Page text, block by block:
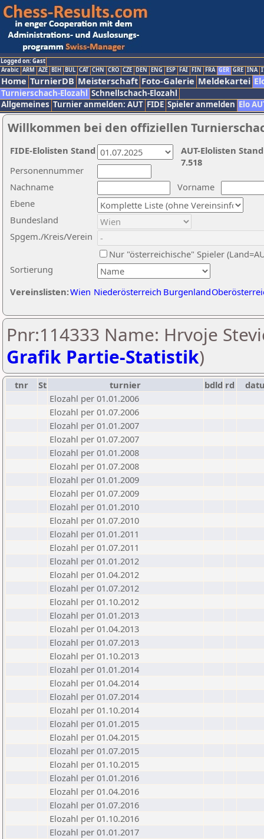
Logged on: Gast
Arabic ARM AZE BIH BUL CAT CHN CRO CZE DEN ENG ESP FAI FIN FRA GER GRE INA
Home TurnierDB Meisterschaft Foto-Galerie Meldekartei
Turnierschach-Elozahl Schnellschach-Elozahl
Allgemeines Turnier anmelden: AUT FIDE Spieler anmelden Elo
Willkommen bei den offiziellen
Nachname
Vorname
Ebene
Sortierung
Personennummer
Bundesland
Spgem./Kreis/Verein
Nur "österreichische" Spieler
Vereinslisten:Wien Niederösterreich Burgenland
AUT-Elolisten
7.518
FIDE-Elolisten Stand
Pnr:114333 Name: Hrvoje
Grafik Partie-Statistik)
tnr St turnier bdld rd
Elozahl per 01.01.2006
Elozahl per 01.07.2006
Elozahl per 01.01.2007
Elozahl per 01.07.2007
Elozahl per 01.01.2008
Elozahl per 01.07.2008
Elozahl per 01.01.2009
Elozahl per 01.07.2009
Elozahl per 01.01.2010
Elozahl per 01.07.2010
Elozahl per 01.01.2011
Elozahl per 01.07.2011
Elozahl per 01.01.2012
Elozahl per 01.04.2012
Elozahl per 01.07.2012
Elozahl per 01.10.2012
Elozahl per 01.01.2013
Elozahl per 01.04.2013
Elozahl per 01.07.2013
Elozahl per 01.10.2013
Elozahl per 01.01.2014
Elozahl per 01.04.2014
Elozahl per 01.07.2014
Elozahl per 01.10.2014
Elozahl per 01.01.2015
Elozahl per 01.04.2015
Elozahl per 01.07.2015
Elozahl per 01.10.2015
Elozahl per 01.01.2016
Elozahl per 01.04.2016
Elozahl per 01.07.2016
Elozahl per 01.10.2016
Elozahl per 01.01.2017